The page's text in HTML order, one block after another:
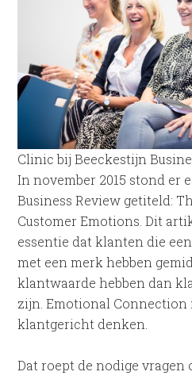
Clinic bij Beeckestijn
In november 2015 stond er
Business Review getiteld:
Customer Emotions. Dit
essentie dat klanten die
met een merk hebben
klantwaarde hebben dan
zijn. Emotional Connection
klantgericht denken.
Dat roept de nodige vragen